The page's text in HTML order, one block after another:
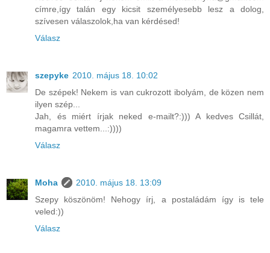
címre,így talán egy kicsit személyesebb lesz a dolog,
szívesen válaszolok,ha van kérdésed!
Válasz
szepyke 2010. május 18. 10:02
De szépek! Nekem is van cukrozott ibolyám, de közen nem
ilyen szép...
Jah, és miért írjak neked e-mailt?:))) A kedves Csillát,
magamra vettem...:))))
Válasz
Moha
2010. május 18. 13:09
Szepy köszönöm! Nehogy írj, a postaládám így is tele
veled:))
Válasz